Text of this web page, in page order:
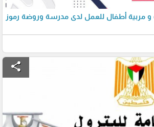
و مربية أطفال للعمل لدى مدرسة وروضة رموز
share